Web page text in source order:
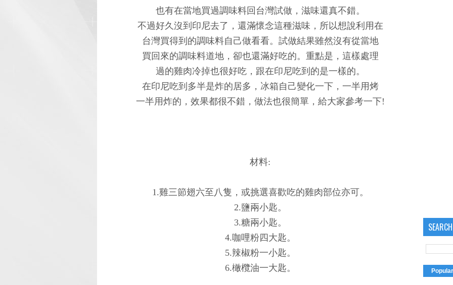
也有在當地買過調味料回台灣試做，滋味還真不錯。
不過好久沒到印尼去了，還滿懷念這種滋味，所以想說利用在
台灣買得到的調味料自己做看看。試做結果雖然沒有從當地
買回來的調味料道地，卻也還滿好吃的。重點是，這樣處理
過的雞肉冷掉也很好吃，跟在印尼吃到的是一樣的。
在印尼吃到多半是炸的居多，冰箱自己變化一下，一半用烤
一半用炸的，效果都很不錯，做法也很簡單，給大家參考一下!
材料:
1.雞三節翅六至八隻，或挑選喜歡吃的雞肉部位亦可。
2.鹽兩小匙。
3.糖兩小匙。
4.咖哩粉四大匙。
5.辣椒粉一小匙。
6.橄欖油一大匙。
Popular